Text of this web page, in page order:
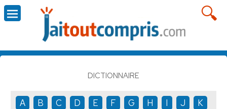
DICTIONNAIRE
A B C D E F G H I J
K